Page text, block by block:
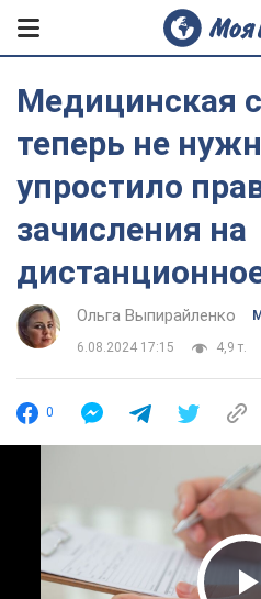
Медицинская
теперь не
упростило
зачисления на
Ольга Выпирайленко
6.08.2024 17:15 4,9 т.
0